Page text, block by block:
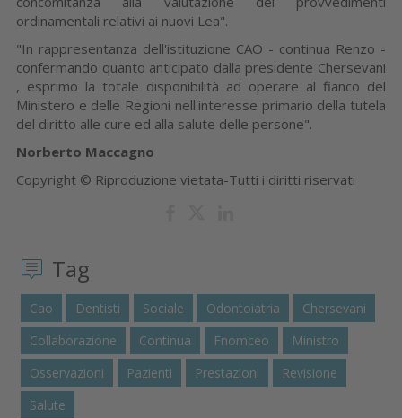
ordinamentali relativi ai nuovi Lea".
"In rappresentanza dell'istituzione CAO - continua Renzo -
confermando quanto anticipato dalla presidente Chersevani
, esprimo la totale disponibilità ad operare al fianco del
Ministero e delle Regioni nell'interesse primario della tutela
del diritto alle cure ed alla salute delle persone".
Norberto Maccagno
Copyright © Riproduzione vietata-Tutti i diritti riservati
Tag
Cao Dentisti Sociale Odontoiatria
Chersevani
Collaborazione
Continua Fnomceo
Ministro
Osservazioni
Pazienti Prestazioni
Revisione
Salute